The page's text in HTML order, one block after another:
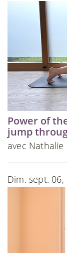
Power of
jump
avec Nathalie
Dim. sept.